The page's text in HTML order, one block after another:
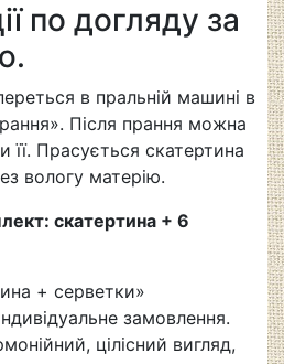
по догляду за
в пральній машині в
Після прання можна
її. Прасується скатертина
вологу матерію.
скатертина + 6
+ серветки»
замовлення.
цілісний вигляд,